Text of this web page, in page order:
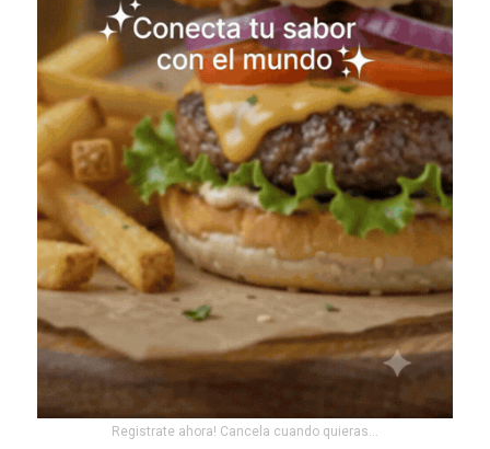
Registrate ahora! Cancela cuando quieras...